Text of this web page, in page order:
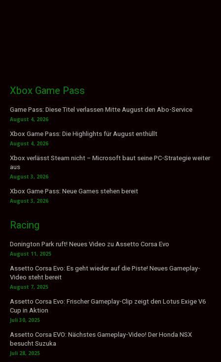
Xbox Game Pass
Game Pass: Diese Titel verlassen Mitte August den Abo-Service
August 4, 2026
Xbox Game Pass: Die Highlights für August enthüllt
August 4, 2026
Xbox verlässt Steam nicht – Microsoft baut seine PC-Strategie weiter
aus
August 3, 2026
Xbox Game Pass: Neue Games stehen bereit
August 3, 2026
Racing
Donington Park ruft! Neues Video zu Assetto Corsa Evo
August 11, 2025
Assetto Corsa Evo: Es geht wieder auf die Piste! Neues Gameplay-
Video steht bereit
August 7, 2025
Assetto Corsa Evo: Frischer Gameplay-Clip zeigt den Lotus Exige V6
Cup in Aktion
Juli 30, 2025
Assetto Corsa EVO: Nächstes Gameplay-Video! Der Honda NSX
besucht Suzuka
Juli 28, 2025